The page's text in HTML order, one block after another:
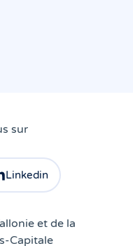
sur
d'Atingo
Linkedin
le profil linkedin
et de la
Capitale